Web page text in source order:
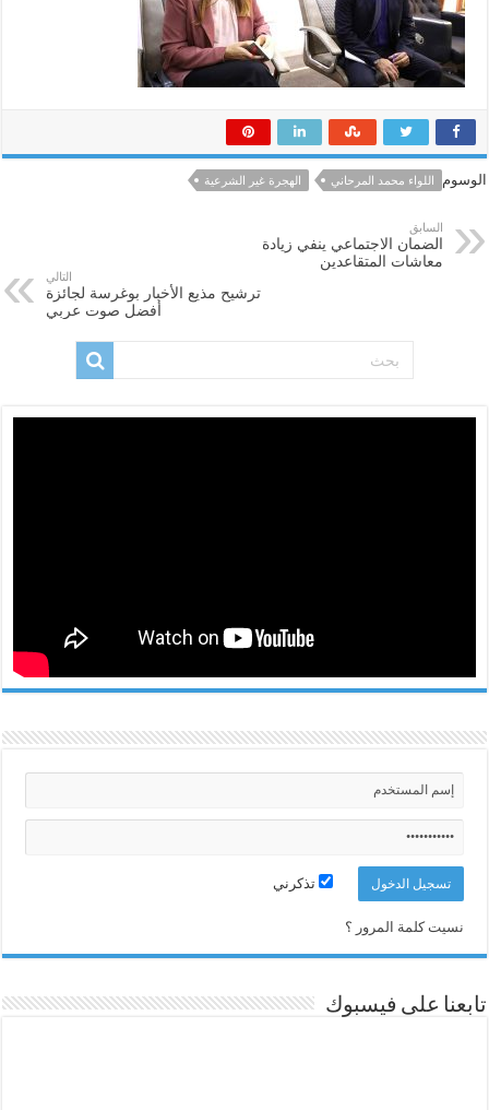
الوسوم اللواء محمد المرحاني الهجرة غير الشرعية
السابق
الضمان الاجتماعي ينفي زيادة
معاشات المتقاعدين
التالي
ترشيح مذيع الأخبار بوغرسة لجائزة
أفضل صوت عربي
تذكرني
نسيت كلمة المرور ؟
تابعنا على فيسبوك